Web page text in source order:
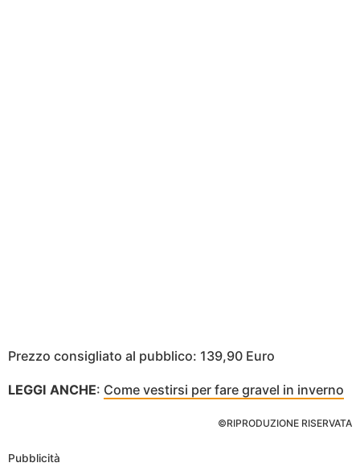
Prezzo consigliato al pubblico: 139,90 Euro
LEGGI ANCHE: Come vestirsi per fare gravel in inverno
©RIPRODUZIONE RISERVATA
Pubblicità